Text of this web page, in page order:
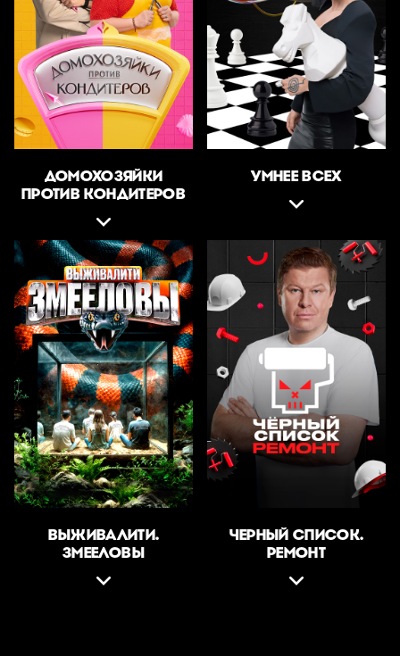
ДОМОХОЗЯЙКИ
ПРОТИВ КОНДИТЕРОВ
УМНЕЕ ВСЕХ
ВЫЖИВАЛИТИ.
ЗМЕЕЛОВЫ
ЧЕРНЫЙ СПИСОК.
РЕМОНТ